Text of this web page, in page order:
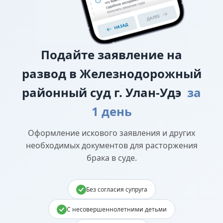
Подайте заявление на
развод в Железнодорожный
районный суд г. Улан-Удэ за
1 день
Оформление искового заявления и других
необходимых документов для расторжения
брака в суде.
Без согласия супруга
С несовершеннолетними детьми